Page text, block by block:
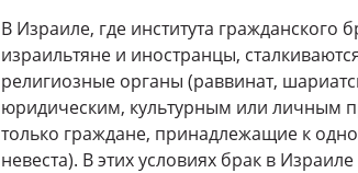
В Израиле, где института
израильтяне и иностранцы,
религиозные органы (раввинат,
юридическим, культурным или личным
только граждане, принадлежащие к
невеста). В этих условиях брак в